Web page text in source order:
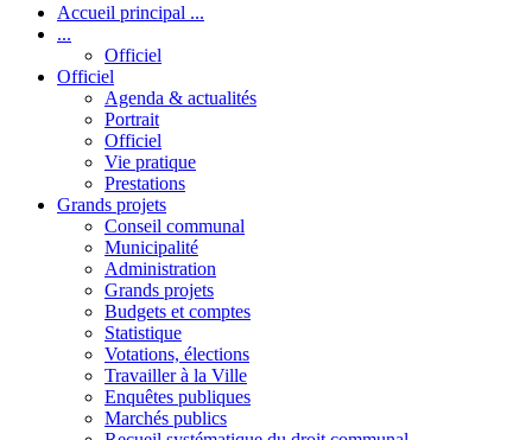
Accueil principal ...
...
Officiel
Officiel
Agenda & actualités
Portrait
Officiel
Vie pratique
Prestations
Grands projets
Conseil communal
Municipalité
Administration
Grands projets
Budgets et comptes
Statistique
Votations, élections
Travailler à la Ville
Enquêtes publiques
Marchés publics